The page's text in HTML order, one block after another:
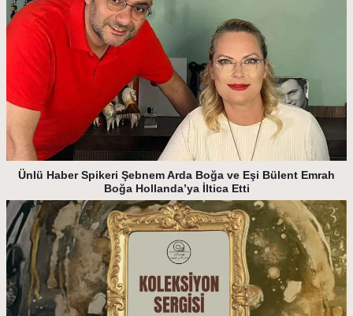
Ünlü Haber Spikeri Şebnem Arda Boğa ve Eşi Bülent Emrah
Boğa Hollanda’ya İltica Etti